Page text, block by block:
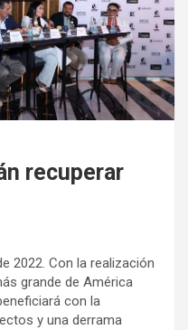
recuperar
2022. Con la realización
grande de América
con la
y una derrama